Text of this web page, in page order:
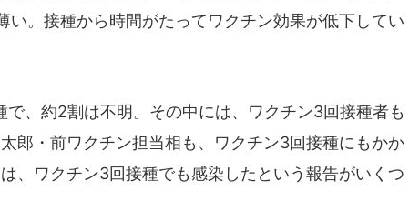
い。接種から時間がたってワクチン効果が低下してい
、約2割は不明。その中には、ワクチン3回接種者も
郎・前ワクチン担当相も、ワクチン3回接種にもかか
、ワクチン3回接種でも感染したという報告がいくつ